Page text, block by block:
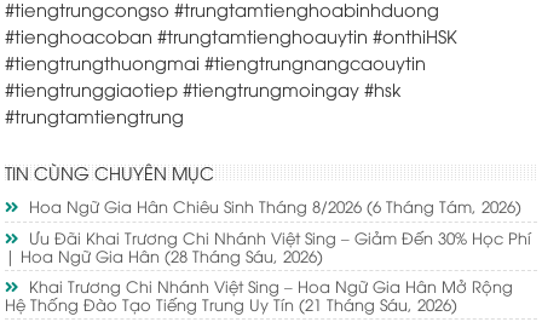
#tiengtrungcongso #trungtamtienghoabinhduong
#tienghoacoban #trungtamtienghoauytin #onthiHSK
#tiengtrungthuongmai #tiengtrungnangcaouytin
#tiengtrunggiaotiep #tiengtrungmoingay #hsk
#trungtamtiengtrung
TIN CÙNG CHUYÊN MỤC
Hoa Ngữ Gia Hân Chiêu Sinh Tháng 8/2026(6 Tháng Tám, 2026)
Ưu Đãi Khai Trương Chi Nhánh Việt Sing – Giảm Đến 30% Học Phí
| Hoa Ngữ Gia Hân(28 Tháng Sáu, 2026)
Khai Trương Chi Nhánh Việt Sing – Hoa Ngữ Gia Hân Mở Rộng
Hệ Thống Đào Tạo Tiếng Trung Uy Tín(21 Tháng Sáu, 2026)